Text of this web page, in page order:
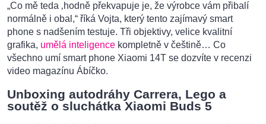
„Co mě teda ‚hodně překvapuje je, že výrobce vám přibalí
normálně i obal,“ říká Vojta, který tento zajímavý smart
phone s nadšením testuje. Tři objektivy, velice kvalitní
grafika, umělá inteligence kompletně v češtině… Co
všechno umí smart phone Xiaomi 14T se dozvíte v recenzi
video magazínu Ábíčko.
Unboxing autodráhy Carrera, Lego a
soutěž o sluchátka Xiaomi Buds 5